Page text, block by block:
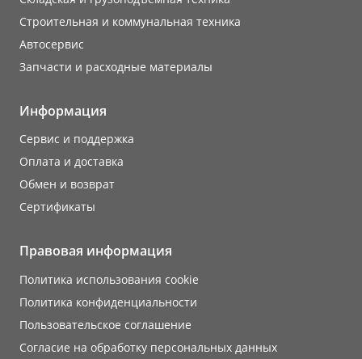
Строительная и коммунальная техника
Автосервис
Запчасти и расходные материалы
Информация
Сервис и поддержка
Оплата и доставка
Обмен и возврат
Сертификаты
Правовая информация
Политика использования cookie
Политика конфиденциальности
Пользовательское соглашение
Согласие на обработку персональных данных